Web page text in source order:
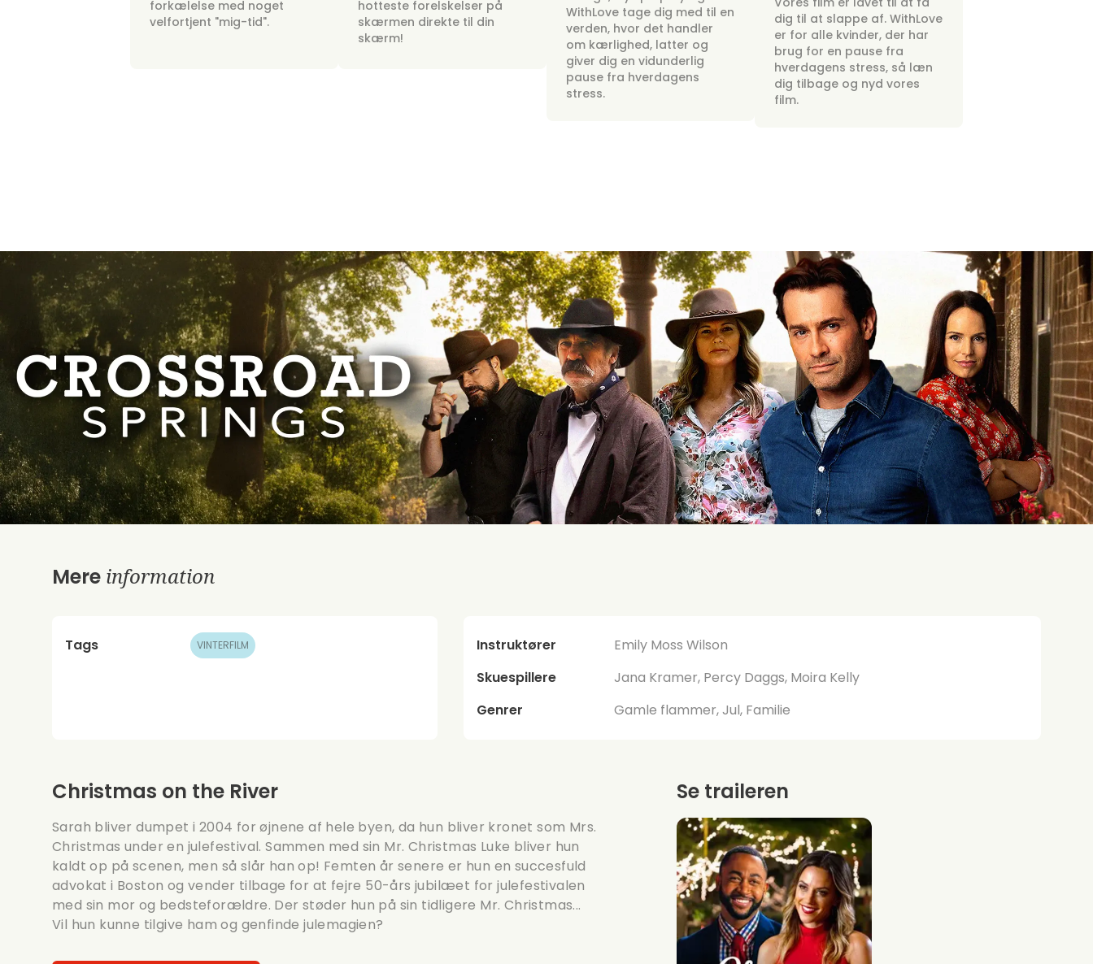
forkælelse med noget
velfortjent "mig-tid".
hotteste forelskelser på
skærmen direkte til din
skærm!
WithLove tage dig med til en
verden, hvor det handler
om kærlighed, latter og
giver dig en vidunderlig
pause fra hverdagens
stress.
dig til at slappe af. WithLove
er for alle kvinder, der har
brug for en pause fra
hverdagens stress, så læn
dig tilbage og nyd vores
film.
Mere information
Tags VINTERFILM Instruktører
Emily Moss Wilson
Skuespillere
Jana Kramer, Percy Daggs, Moira Kelly
Genrer
Gamle flammer, Jul, Familie
Christmas on the River
Sarah bliver dumpet i 2004 for øjnene af hele byen, da hun bliver kronet som Mrs.
Christmas under en julefestival. Sammen med sin Mr. Christmas Luke bliver hun
kaldt op på scenen, men så slår han op! Femten år senere er hun en succesfuld
advokat i Boston og vender tilbage for at fejre 50-års jubilæet for julefestivalen
med sin mor og bedsteforældre. Der støder hun på sin tidligere Mr. Christmas...
Vil hun kunne tilgive ham og genfinde julemagien?
Se traileren